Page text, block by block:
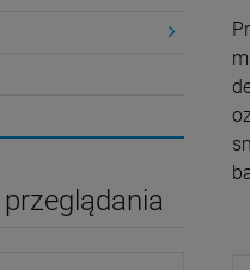
przeglądania